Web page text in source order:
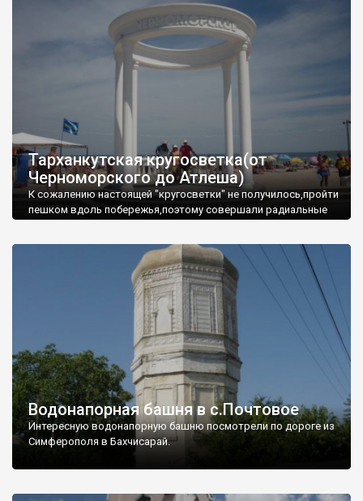
Тарханкутская кругосветка(от
Черноморского до Атлеша)
К сожалению настоящей "кругосветки" не получилось,пройти
пешком вдоль побережья,поэтому совершали радиальные
Водонапорная башня в с.Почтовое
Интересную водонапорную башню посмотрели по дороге из
Симферополя в Бахчисарай.